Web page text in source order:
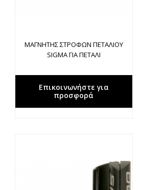
ΜΑΓΝΗΤΗΣ ΣΤΡΟΦΩΝ ΠΕΤΑΛΙΟΥ
SIGMA ΓΙΑ ΠΕΤΑΛΙ
Επικοινωνήστε για
προσφορά